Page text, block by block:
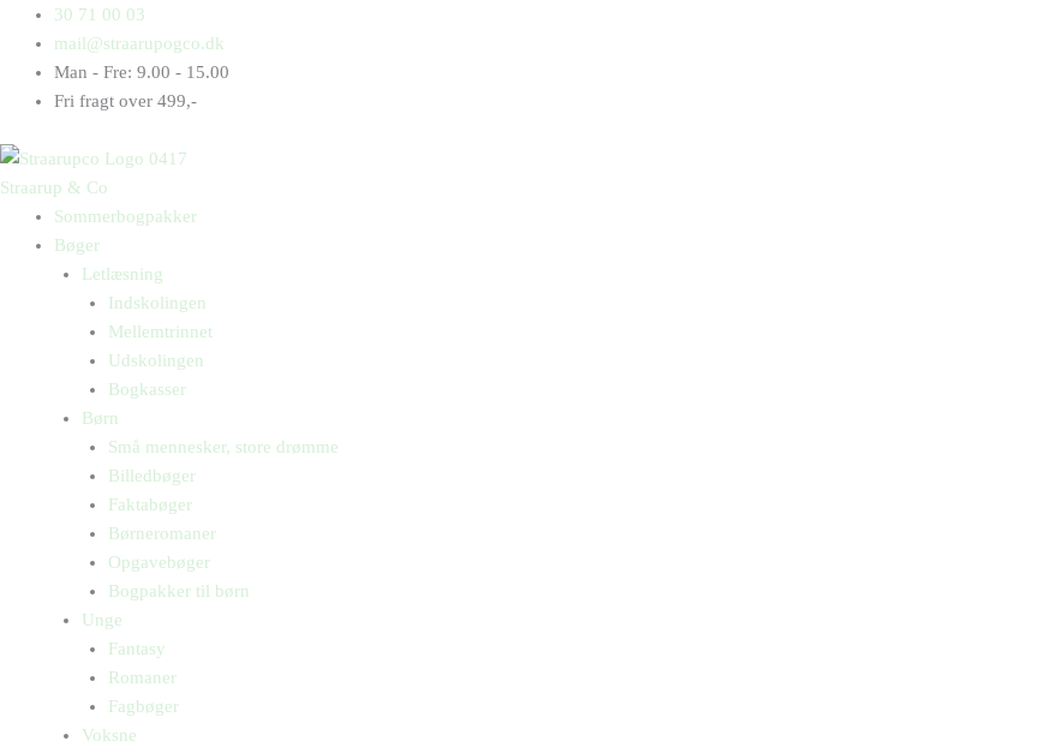
indholdet
30 71 00 03
mail@straarupogco.dk
Man - Fre: 9.00 - 15.00
Fri fragt over 499,-
Straarup & Co
Sommerbogpakker
Bøger
Letlæsning
Indskolingen
Mellemtrinnet
Udskolingen
Bogkasser
Børn
Små mennesker, store drømme
Billedbøger
Faktabøger
Børneromaner
Opgavebøger
Bogpakker til børn
Unge
Fantasy
Romaner
Fagbøger
Voksne
Products
search
Products
search